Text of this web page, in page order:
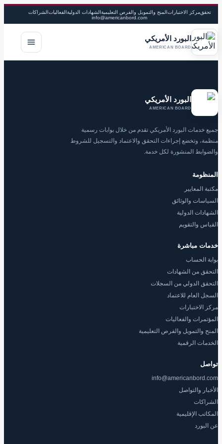
تحققمركز الاختباراتالمنح والتمويل والفرص التعليميةالشهادات الدوليةالفعالياتالشراكات
info@americanbord.com
البورد الأمريكي
AMERICAN BOARD
البورد الأمريكي
AMERICAN BOARD
جميع خدمات البورد الأمريكي تقدم من خلال بوابات رسمية
منظمة، وتخضع إجراءات التحقق والاعتماد والتسجيل للشروط
والضوابط المنشورة لكل خدمة.
المنظومة
مكتبة المعايير
السياسات والوثائق
الشهادات الدولية
القياس والتقويم
خدمات مباشرة
بوابة الحساب
التحقق من الشهادات
التحقق الدولي من السجلات
السجل العام للاعتماد
مركز الاختبارات
المؤتمرات والفعاليات
المنح والتمويل والفرص التعليمية
الخدمات الرقمية
تواصل
info@americanbord.com
الأخبار والتواصل
الشراكات
المكاتب الإقليمية
عن البورد